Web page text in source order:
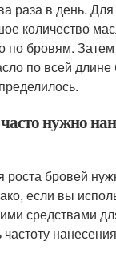
раза в день. Для
количество
по бровям.
по всей
нужно
роста бровей
если вы
средствами